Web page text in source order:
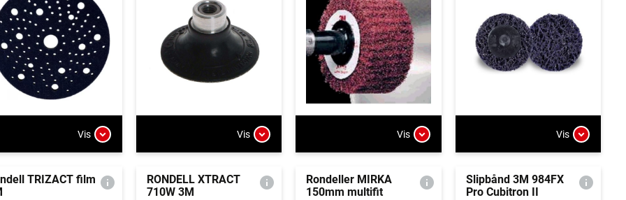
Vis Vis Vis Vis
TRIZACT film
RONDELL XTRACT
710W 3M
Rondeller MIRKA
150mm multifit
Slipbånd 3M 984FX
Pro Cubitron II